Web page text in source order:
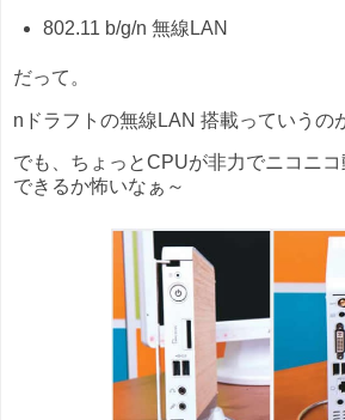
802.11 b/g/n 無線LAN
だって。
nドラフトの無線LAN 搭載っていうの
でも、ちょっとCPUが非力でニコニ
できるか怖いなぁ～